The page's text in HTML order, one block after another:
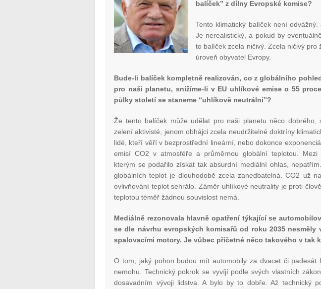
balíček” z dílny Evropské komise?
Tento klimatický balíček není odvážný.
Je nerealistický, a pokud by
to balíček zcela ničivý. Zcela ničivý pro
úroveň obyvatel Evropy.
Bude-li balíček kompletně realizován, co z globálního
pro naši planetu, snížíme-li v EU uhlíkové emise o 55
půlky století se staneme “uhlíkově neutrální”?
Že tento balíček může udělat pro naši planetu něco dobrého,
zelení aktivisté, jenom obhájci zcela neudržitelné doktríny
lidé, kteří věří v bezprostřední lineární, nebo dokonce
emisí CO2 v atmosféře a průměrnou globální teplotou. Mezi
kterým se podařilo získat tak absurdní mediální ohlas,
globálních teplot je dlouhodobě zcela zanedbatelná. CO2 už
ovlivňování teplot sehrálo. Záměr uhlíkové neutrality je proti
teplotou téměř žádnou souvislost nemá.
Mediálně rezonovala hlavně opatření týkající se
se dle návrhu evropských komisařů od roku 2035 nesměly
spalovacími motory. Je vůbec příčetné něco takového v tak
O tom, jaký pohon budou mít automobily za dvacet či padesát
nemohu. Technický pokrok se vyvíjí podle svých vlastních
dosavadním vývoji lidstva. A bylo by to dobře. Až technický